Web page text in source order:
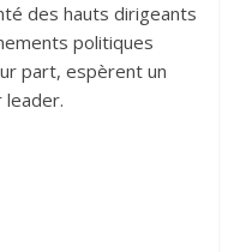
des hauts dirigeants
politiques
part, espèrent un